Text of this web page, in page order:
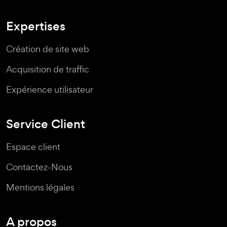
Expertises
Création de site web
Acquisition de traffic
Expérience utilisateur
Service Client
Espace client
Contactez-Nous
Mentions légales
A propos